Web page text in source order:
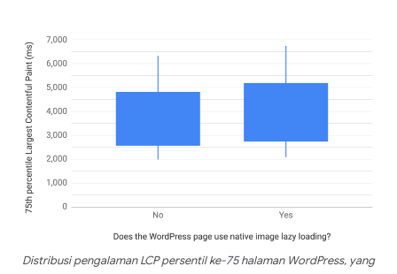
Distribusi pengalaman LCP persentil ke-75 halaman WordPress, yang